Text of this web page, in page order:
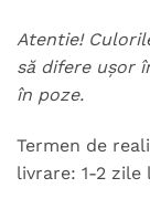
Atentie!
să difere ușor
în poze.
Termen de
livrare: 1-2 zile